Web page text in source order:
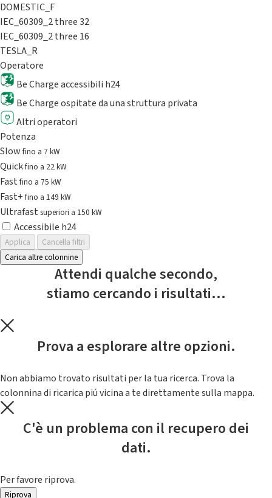
DOMESTIC_F
IEC_60309_2 three 32
IEC_60309_2 three 16
TESLA_R
Operatore
Be Charge accessibili h24
Be Charge ospitate da una struttura privata
Altri operatori
Potenza
Slowfino a 7 kW
Quickfino a 22 kW
Fastfino a 75 kW
Fast+fino a 149 kW
Ultrafast superiori a 150 kW
Accessibile h24
Applica
Cancella filtri
Carica altre colonnine
Attendi qualche secondo,
stiamo cercando i risultati...
Prova a esplorare altre opzioni.
Non abbiamo trovato risultati per la tua ricerca. Trova la
colonnina di ricarica piú vicina a te direttamente sulla mappa.
C'è un problema con il recupero dei
dati.
Per favore riprova.
Riprova